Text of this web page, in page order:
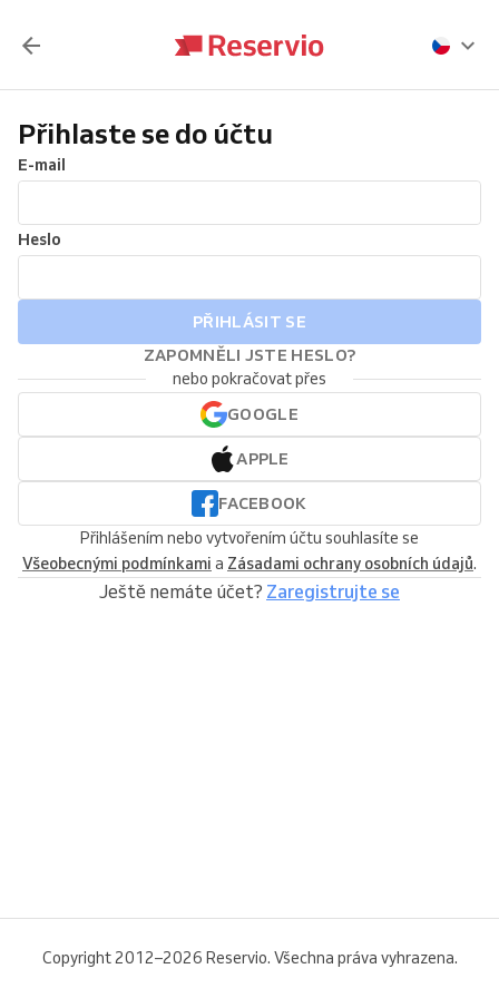
Přihlaste se do účtu
E-mail
Heslo
PŘIHLÁSIT SE
ZAPOMNĚLI JSTE HESLO?
nebo pokračovat přes
GOOGLE
APPLE
FACEBOOK
Přihlášením nebo vytvořením účtu souhlasíte se
Všeobecnými podmínkami a Zásadami ochrany osobních údajů.
Ještě nemáte účet? Zaregistrujte se
Copyright 2012–2026 Reservio. Všechna práva vyhrazena.